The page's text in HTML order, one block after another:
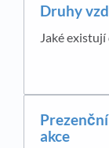
Druhy
Jaké
akce